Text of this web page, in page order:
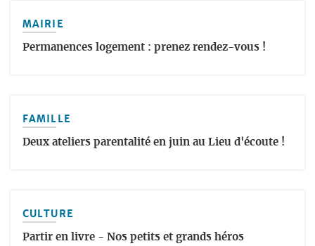
MAIRIE
Permanences logement : prenez rendez-vous !
FAMILLE
Deux ateliers parentalité en juin au Lieu d'écoute !
CULTURE
Partir en livre - Nos petits et grands héros